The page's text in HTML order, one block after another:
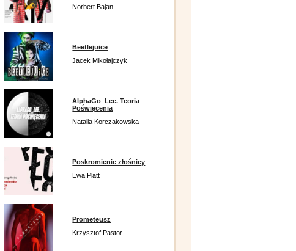
Norbert Bajan
Beetlejuice
Jacek Mikołajczyk
AlphaGo_Lee. Teoria
Poświęcenia
Natalia Korczakowska
Poskromienie złośnicy
Ewa Platt
Prometeusz
Krzysztof Pastor